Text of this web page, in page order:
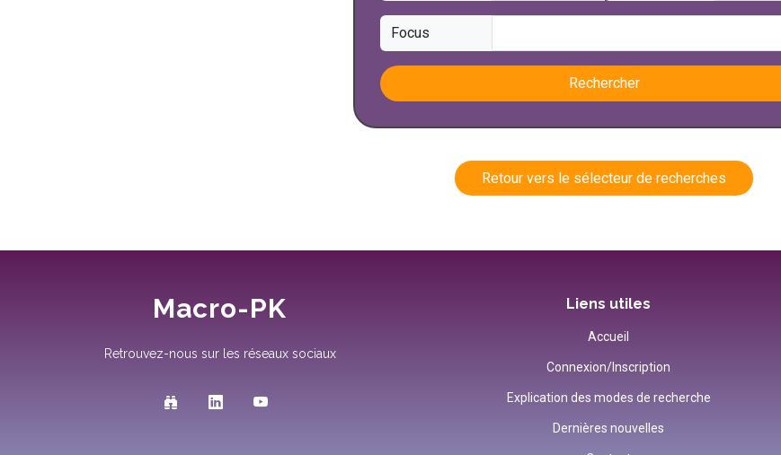
Focus
Rechercher
Retour vers le sélecteur de recherches
Macro-PK
Retrouvez-nous sur les réseaux sociaux
Liens utiles
Accueil
Connexion/Inscription
Explication des modes de recherche
Dernières nouvelles